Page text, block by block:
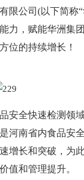
私有
的健康资讯，实现及...
限公司(以下简称
力，赋能华洲集
位的持续增长！
全快速检测领
河南省内食品安
增长和突破，为
值和管理提升。